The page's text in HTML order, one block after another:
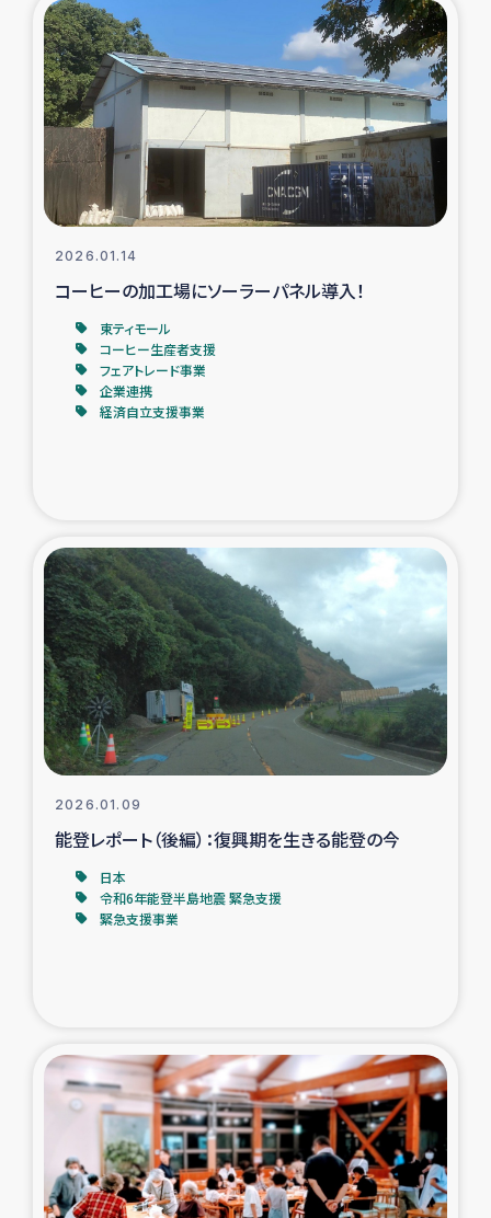
スリランカ南部洪水被災者支援
スリランカの南北女性をつなぐサリー・リサイクル・プロ
ジェクト
復興支援事業
民際教育事業
令和6年能登半島地震 緊急支援
タイ国境ミャンマー移民子ども支援
漁民によるマングローブ植林活動
レバノンでのシリア難民への食糧・越冬支援
レバノンにおける緊急支援
レバノンでのシリア難民への教育支援事業
レバノンでのシリア難民・レバノン人への農業支援
海外ルーツの市民との共生
復興応援隊の活動
仮設住宅生活支援・農業復興支援
漁業復興支援
2026.01.14
コーヒーの加工場にソーラーパネル導入！
東ティモール
コーヒー生産者支援
フェアトレード事業
企業連携
経済自立支援事業
2026.01.09
能登レポート（後編）：復興期を生きる能登の今
日本
令和6年能登半島地震 緊急支援
緊急支援事業